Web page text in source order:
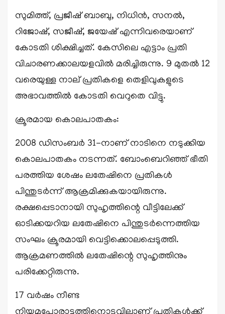
സുമിത്ത്, പ്രജീഷ് ബാബു, നിധിൻ, സനൽ,
റിജോഷ്, സജീഷ്, ജയേഷ് എന്നിവരെയാണ്
കോടതി ശിക്ഷിച്ചത്. കേസിലെ എട്ടാം പ്രതി
വിചാരണക്കാലയളവിൽ മരിച്ചിരുന്നു. 9 മുതൽ 12
വരെയുള്ള നാല് പ്രതികളെ തെളിവുകളുടെ
അഭാവത്തിൽ കോടതി വെറുതെ വിട്ടു.
ക്രൂരമായ കൊലപാതകം:
2008 ഡിസംബർ 31-നാണ് നാടിനെ നടുക്കിയ
കൊലപാതകം നടന്നത്. ബോംബെറിഞ്ഞ് ഭീതി
പരത്തിയ ശേഷം ലതേഷിനെ പ്രതികൾ
പിന്തുടർന്ന് ആക്രമിക്കുകയായിരുന്നു.
രക്ഷപ്പെടാനായി സുഹൃത്തിന്റെ വീട്ടിലേക്ക്
ഓടിക്കയറിയ ലതേഷിനെ പിന്തുടർന്നെത്തിയ
സംഘം ക്രൂരമായി വെട്ടിക്കൊലപ്പെടുത്തി.
ആക്രമണത്തിൽ ലതേഷിന്റെ സുഹൃത്തിനും
പരിക്കേറ്റിരുന്നു.
17 വർഷം നീണ്ട